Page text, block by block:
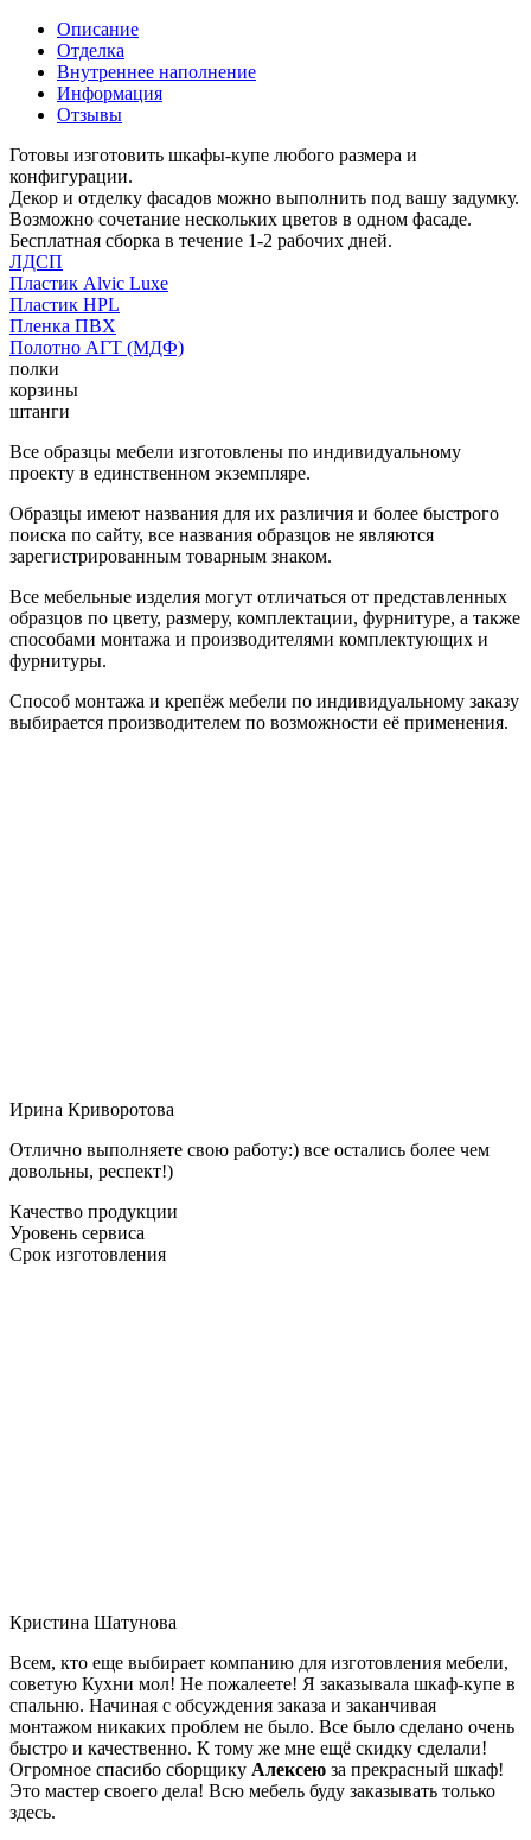
Описание
Отделка
Внутреннее наполнение
Информация
Отзывы
Готовы изготовить шкафы-купе любого размера и
конфигурации.
Декор и отделку фасадов можно выполнить под вашу задумку.
Возможно сочетание нескольких цветов в одном фасаде.
Бесплатная сборка в течение 1-2 рабочих дней.
ЛДСП
Пластик Alvic Luxe
Пластик HPL
Пленка ПВХ
Полотно АГТ (МДФ)
полки
корзины
штанги
Все образцы мебели изготовлены по индивидуальному
проекту в единственном экземпляре.
Образцы имеют названия для их различия и более быстрого
поиска по сайту, все названия образцов не являются
зарегистрированным товарным знаком.
Все мебельные изделия могут отличаться от представленных
образцов по цвету, размеру, комплектации, фурнитуре, а также
способами монтажа и производителями комплектующих и
фурнитуры.
Способ монтажа и крепёж мебели по индивидуальному заказу
выбирается производителем по возможности её применения.
Ирина Криворотова
Отлично выполняете свою работу:) все остались более чем
довольны, респект!)
Качество продукции
Уровень сервиса
Срок изготовления
Кристина Шатунова
Всем, кто еще выбирает компанию для изготовления мебели,
советую Кухни мол! Не пожалеете! Я заказывала шкаф-купе в
спальню. Начиная с обсуждения заказа и заканчивая
монтажом никаких проблем не было. Все было сделано очень
быстро и качественно. К тому же мне ещё скидку сделали!
Огромное спасибо сборщику Алексею за прекрасный шкаф!
Это мастер своего дела! Всю мебель буду заказывать только
здесь.